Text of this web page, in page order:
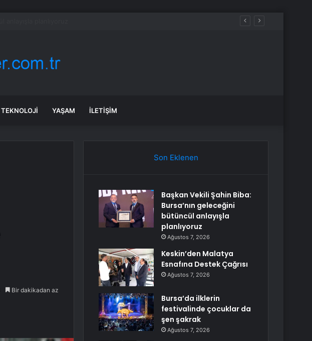
TEKNOLOJI YAŞAM İLETIŞIM
Bir dakikadan az
Son Eklenen
Başkan Vekili Şahin Biba:
Bursa’nın geleceğini
bütüncül anlayışla
planlıyoruz
Ağustos 7, 2026
Keskin’den Malatya
Esnafına Destek Çağrısı
Ağustos 7, 2026
Bursa’da ilklerin
festivalinde çocuklar da
şen şakrak
Ağustos 7, 2026